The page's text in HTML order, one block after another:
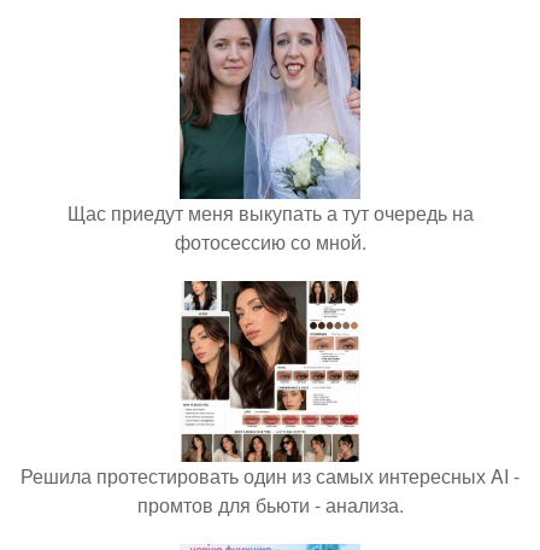
Щас приедут меня выкупать а тут очередь на
фотосессию со мной.
Решила протестировать один из самых интересных AI -
промтов для бьюти - анализа.